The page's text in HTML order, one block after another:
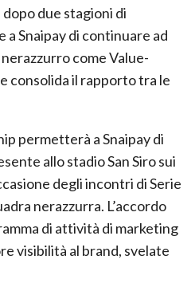
dopo due stagioni di
Snaipay di continuare ad
come Value-
consolida il rapporto tra le
permetterà a Snaipay di
allo stadio San Siro sui
degli incontri di Serie
nerazzurra. L’accordo
di attività di marketing
visibilità al brand, svelate